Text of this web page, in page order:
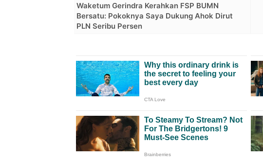
Waketum Gerindra Kerahkan FSP BUMN
Bersatu: Pokoknya Saya Dukung Ahok Dirut
PLN Seribu Persen